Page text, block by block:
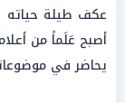
عكف طيلة حياته
أصبح عَلَماً من
يحاضر في